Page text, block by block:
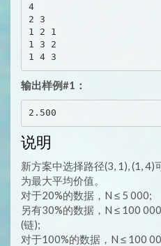
4
2 3
1 2 1
1 3 2
输出样例#1：
说明
新方案中选择路径(3, 1), (1, 4)
为最大平均价值。
对于20%的数据，N ≤ 5 000;
另有30%的数据，N ≤ 100
(链);
对于100%的数据，N ≤ 100